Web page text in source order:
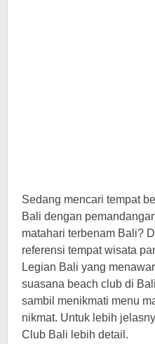
Sedang mencari tempat
Bali dengan
matahari terbenam Bali?
referensi tempat wisata
Legian Bali yang
suasana beach club di
sambil menikmati menu
nikmat. Untuk lebih
Club Bali lebih detail.